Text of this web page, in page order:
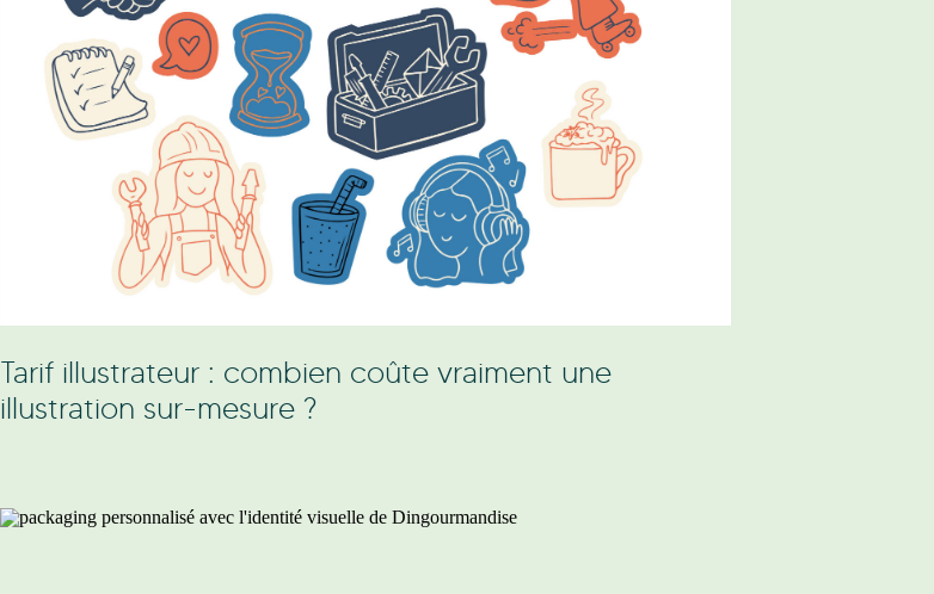
Tarif illustrateur : combien coûte vraiment une
illustration sur-mesure ?